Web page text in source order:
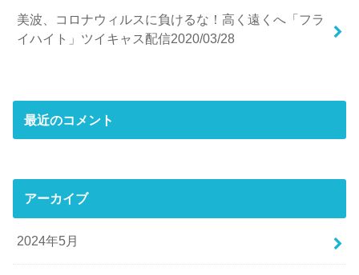
美波、コロナウィルスに負けるな！高く遠くへ「フラ
イハイト」ツイキャス配信2020/03/28
最近のコメント
アーカイブ
2024年5月